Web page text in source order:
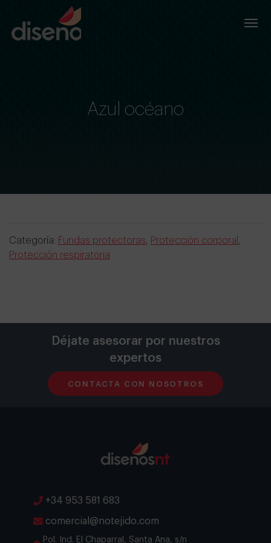
Azul océano
Categoría: Fundas protectoras Protección corporal
Protección respiratoria
Déjate asesorar por nuestros
expertos
CONTACTA CON NOSOTROS
+34 953 581 683
comercial@notejido.com
Pol. Ind. El Chaparral, Santa Ana, s/n